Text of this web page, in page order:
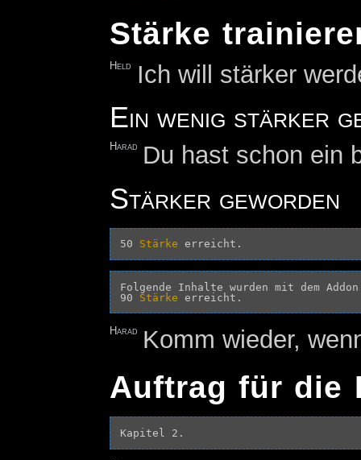
Stärke
Held Ich will stärker
Ein wenig stärker
Harad Du hast schon ein
Stärker geworden
50 Stärke
Folgende Inhalte wurden mit dem
90 Stärke
Harad Komm wieder,
Auftrag für die